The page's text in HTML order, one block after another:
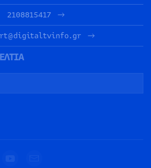
2108815417